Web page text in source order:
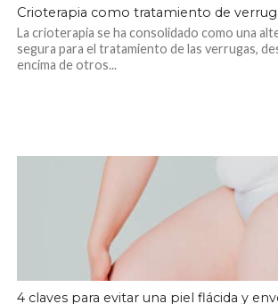
Crioterapia como tratamiento de
La crioterapia se ha consolidado como una
segura para el tratamiento de las verrugas,
encima de otros...
4 claves para evitar una piel flácida y